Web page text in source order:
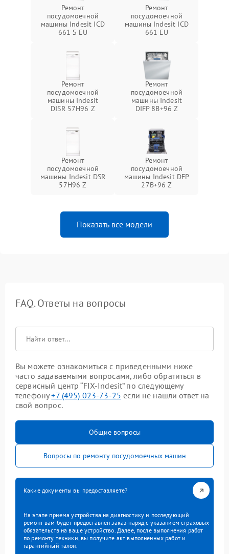
Ремонт
посудомоечной
машины Indesit ICD
661 S EU
Ремонт
посудомоечной
машины Indesit ICD
661 EU
Ремонт
посудомоечной
машины Indesit
DISR 57H96 Z
Ремонт
посудомоечной
машины Indesit
DIFP 8B+96 Z
Ремонт
посудомоечной
машины Indesit DSR
57H96 Z
Ремонт
посудомоечной
машины Indesit DFP
27B+96 Z
Показать все модели
FAQ. Ответы на вопросы
Вы можете ознакомиться с приведенными ниже
часто задаваемыми вопросами, либо обратиться в
сервисный центр “FIX-Indesit” по следующему
телефону+7 (495) 023-73-25 если не нашли ответ на
свой вопрос.
Общие вопросы
Вопросы по ремонту посудомоечных машин
Какие документы вы предоставляете?
На этапе приема устройства на диагностику и последующий
ремонт вам будет предоставлен заказ-наряд с указанием страховых
обязательств на ваше устройство. Далее, после выполнения работ
по ремонту техники, вы получите акт выполненных работ и
гарантийный талон.